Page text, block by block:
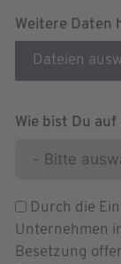
Weitere Daten
Dateien
Wie bist Du
Durch die
Unternehmen
Besetzung